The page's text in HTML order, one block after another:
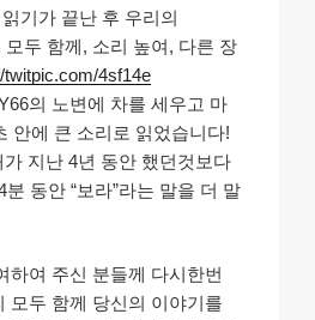
읽기가 끝난 후 우리의
모두 함께, 소리 높여, 다른 장
twitpic.com/4sf14e
의 노변에 차를 세우고 마
안에 큰 소리로 읽었습니다!
가 지난 4년 동안 했던것보다
동안 “보라”라는 말을 더 말
하여 주신 분들께 다시한번
모두 함께 당신의 이야기를